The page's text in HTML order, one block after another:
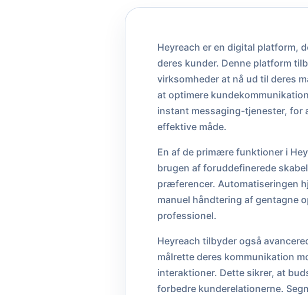
Heyreach er en digital platform,
deres kunder. Denne platform
virksomheder at nå ud til deres
at optimere
instant messaging-tjenester, for
effektive måde.
En af de primære funktioner i
brugen af foruddefinerede
præferencer. Automatiseringen
manuel håndtering af gentagne
professionel.
Heyreach tilbyder også
målrette deres kommunikation
interaktioner. Dette sikrer, at
forbedre kunderelationerne.